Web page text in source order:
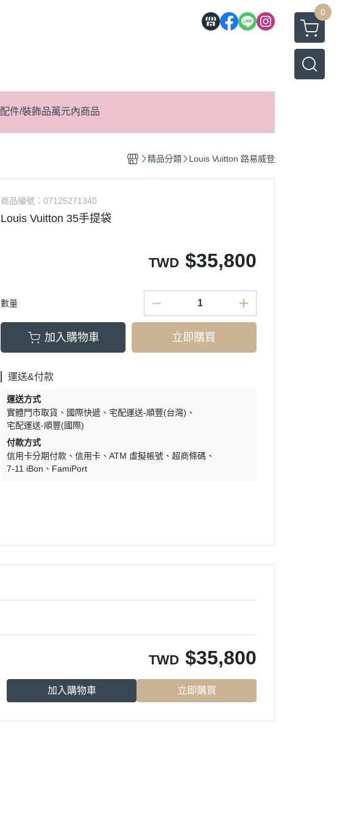
0
配件/裝飾品萬元內商品
精品分類 Louis Vuitton 路易威登
商品編號：07125271340
Louis Vuitton 35手提袋
TWD $35,800
數量
加入購物車 立即購買
運送&付款
運送方式
實體門市取貨
國際快遞
宅配運送-順豐(台灣)
宅配運送-順豐(國際)
付款方式
信用卡分期付款
信用卡 ATM 虛擬帳號
超商條碼
7-11 iBon
FamiPort
TWD $35,800
加入購物車 立即購買